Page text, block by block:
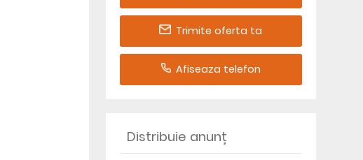
Trimite oferta ta
Afiseaza telefon
Distribuie anunț